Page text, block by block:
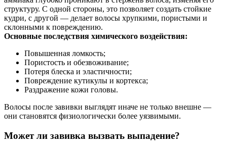
структуру. С одной стороны, это позволяет создать стойкие
кудри, с другой — делает волосы хрупкими, пористыми и
склонными к повреждению.
Основные последствия химического воздействия:
Повышенная ломкость;
Пористость и обезвоживание;
Потеря блеска и эластичности;
Повреждение кутикулы и кортекса;
Раздражение кожи головы.
Волосы после завивки выглядят иначе не только внешне —
они становятся физиологически более уязвимыми.
Может ли завивка вызвать выпадение?